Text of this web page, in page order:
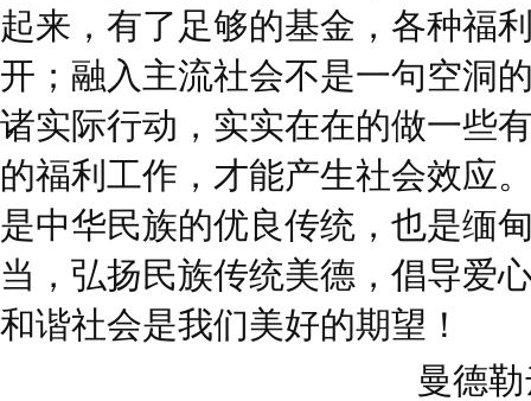
起来，有了足够的基金，各种福
开；融入主流社会不是一句空洞
诸实际行动，实实在在的做一些
的福利工作，才能产生社会效应
是中华民族的优良传统，也是缅
当，弘扬民族传统美德，倡导爱
和谐社会是我们美好的期望！
曼德